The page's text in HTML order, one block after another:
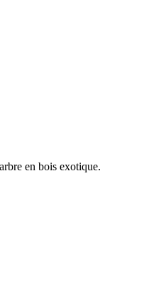
en bois exotique.